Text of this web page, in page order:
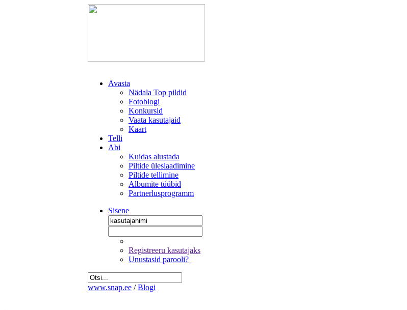
Avasta
Nädala Top pildid
Fotoblogi
Konkursid
Vaata kasutajaid
Kaart
Telli
Abi
Kuidas alustada
Piltide üleslaadimine
Piltide tellimine
Albumite tüübid
Partnerlusprogramm
Sisene
Registreeru kasutajaks
Unustasid parooli?
www.snap.ee / Blogi